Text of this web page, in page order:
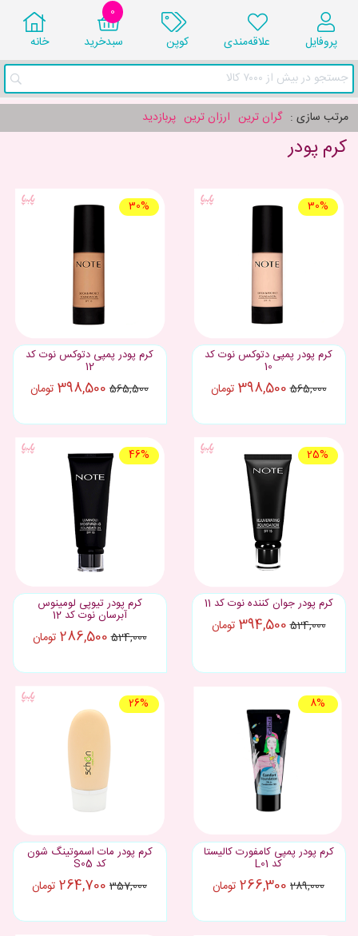
پروفایل علاقه‌مندی کوپن
0
سبد‌خرید
خانه
جستجو در بیش از ۷۰۰۰ کالا
مرتب سازی : گران ترین ارزان ترین پربازدید
کرم پودر
30%
کرم پودر پمپی دتوکس نوت کد
10
565,000
398,500 تومان
30%
کرم پودر پمپی دتوکس نوت کد
12
565,500
398,500 تومان
25%
کرم پودر جوان کننده نوت کد 11
524,000
394,500 تومان
46%
کرم پودر تیوپی لومینوس
آبرسان نوت کد 12
524,000
286,500 تومان
8%
کرم پودر پمپی کامفورت کالیستا
کد L01
289,000
266,300 تومان
26%
کرم پودر مات اسموتینگ شون
کد S05
357,000
264,700 تومان